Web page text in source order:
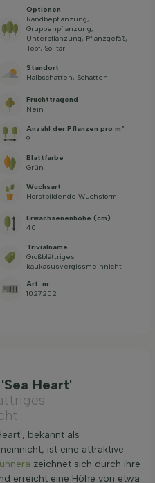
Optionen
Randbepflanzung,
Gruppenpflanzung,
Unterpflanzung, Pflanzgefäß,
Topf, Solitär
Standort
Halbschatten, Schatten
Fruchttragend
Nein
Anzahl der Pflanzen pro m²
9
Blattfarbe
Grün
Wuchsart
Horstbildende Wuchsform
Erwachsenenhöhe (cm)
40
Trivialname
Großblättriges
kaukasusvergissmeinnicht
Art. nr.
1027202
Heart'
bekannt als
ist eine attraktive
zeichnet sich durch ihre
erreicht eine Höhe von etwa